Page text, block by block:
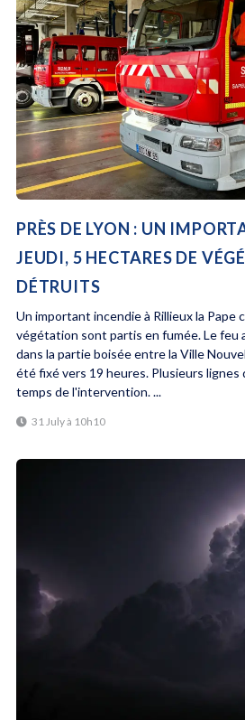
PRÈS DE LYON : UN
JEUDI, 5 HECTARES DE
DÉTRUITS
Un important incendie à Rillieux la Pape
végétation sont partis en fumée. Le feu
dans la partie boisée entre la Ville
été fixé vers 19 heures. Plusieurs
temps de l'intervention. ...
31 July à 10h10